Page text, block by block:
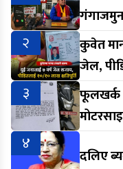
२
कुवेत
जेल,
३
फूलखर्क
४
दलिए